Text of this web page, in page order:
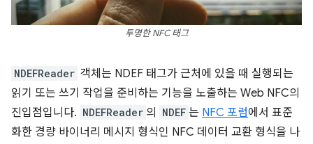
투명한 NFC 태그
NDEFReader 객체는 NDEF 태그가 근처에 있을 때 실행되는
읽기 또는 쓰기 작업을 준비하는 기능을 노출하는 Web NFC의
진입점입니다. NDEFReader 의 NDEF 는 NFC 포럼에서 표준
화한 경량 바이너리 메시지 형식인 NFC 데이터 교환 형식을 나